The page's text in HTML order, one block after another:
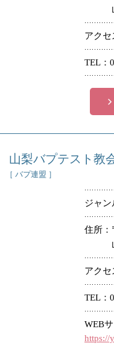
アクセ
TEL
山梨バプテスト教
［ バプ連盟 ］
ジャン
住所
アクセ
TEL
WEB
https://